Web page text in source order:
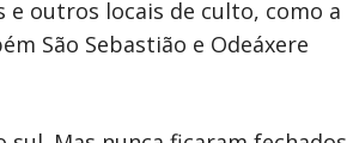
e outros locais de culto, como a
São Sebastião e Odeáxere